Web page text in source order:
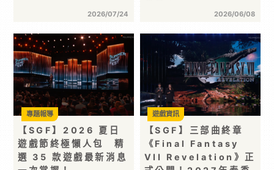
2026/07/24 2026/06/08
【SGF】2026 夏日
遊戲節終極懶人包 精
選 35 款遊戲最新消息
專題報導
【SGF】三部曲終章
《Final Fantasy
VII Revelation》正
遊戲資訊